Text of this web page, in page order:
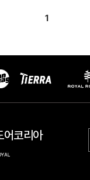
1
어코리아